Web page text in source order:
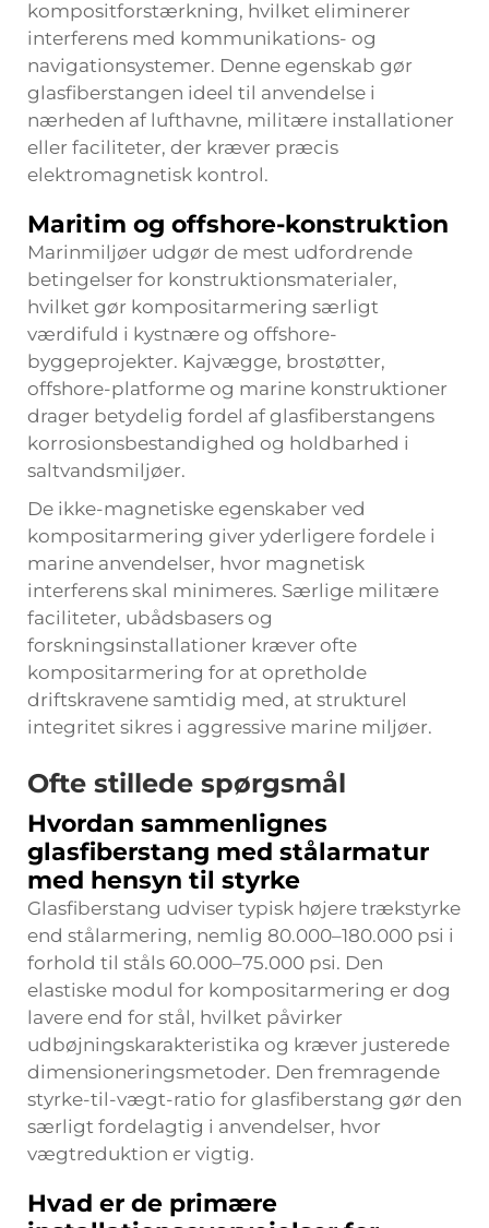
kompositforstærkning, hvilket eliminerer
interferens med kommunikations- og
navigationsystemer. Denne egenskab gør
glasfiberstangen ideel til anvendelse i
nærheden af lufthavne, militære installationer
eller faciliteter, der kræver præcis
elektromagnetisk kontrol.
Maritim og offshore-konstruktion
Marinmiljøer udgør de mest udfordrende
betingelser for konstruktionsmaterialer,
hvilket gør kompositarmering særligt
værdifuld i kystnære og offshore-
byggeprojekter. Kajvægge, brostøtter,
offshore-platforme og marine konstruktioner
drager betydelig fordel af glasfiberstangens
korrosionsbestandighed og holdbarhed i
saltvandsmiljøer.
De ikke-magnetiske egenskaber ved
kompositarmering giver yderligere fordele i
marine anvendelser, hvor magnetisk
interferens skal minimeres. Særlige militære
faciliteter, ubådsbasers og
forskningsinstallationer kræver ofte
kompositarmering for at opretholde
driftskravene samtidig med, at strukturel
integritet sikres i aggressive marine miljøer.
Ofte stillede spørgsmål
Hvordan sammenlignes
glasfiberstang med stålarmatur
med hensyn til styrke
Glasfiberstang udviser typisk højere trækstyrke
end stålarmering, nemlig 80.000–180.000 psi i
forhold til ståls 60.000–75.000 psi. Den
elastiske modul for kompositarmering er dog
lavere end for stål, hvilket påvirker
udbøjningskarakteristika og kræver justerede
dimensioneringsmetoder. Den fremragende
styrke-til-vægt-ratio for glasfiberstang gør den
særligt fordelagtig i anvendelser, hvor
vægtreduktion er vigtig.
Hvad er de primære